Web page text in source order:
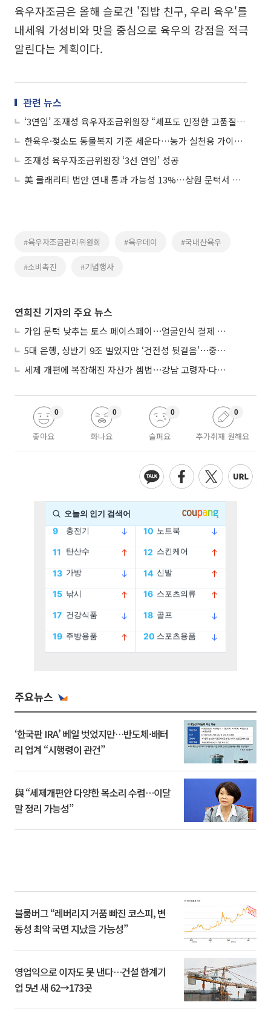
육우자조금은 올해 슬로건 '집밥 친구, 우리 육우'를
내세워 가성비와 맛을 중심으로 육우의 강점을 적극
알린다는 계획이다.
관련 뉴스
‘3연임’ 조재성 육우자조금위원장 “셰프도 인정한 고품질 육우, 소비자 인식 개선 힘 쏟을 것”
한육우·젖소도 동물복지 기준 세운다…농가 실천용 가이드라인 배포
조재성 육우자조금위원장 ‘3선 연임’ 성공
美 클래리티 법안 연내 통과 가능성 13%…상원 문턱서 제동
#육우자조금관리위원회 #육우데이 #국내산육우
#소비촉진 #기념행사
연희진 기자의 주요 뉴스
가입 문턱 낮추는 토스 페이스페이⋯얼굴인식 결제 확산 속도낸다
5대 은행, 상반기 9조 벌었지만 ‘건전성 뒷걸음’⋯중기대출 문턱 높아지나
세제 개편에 복잡해진 자산가 셈법⋯강남 고령자·다주택자 ‘자산재편 고심’
좋아요
0
화나요
0
슬퍼요
0
추가취재 원해요
0
주요뉴스
‘한국판 IRA’ 베일 벗었지만…반도체·배터
리 업계 “시행령이 관건”
與 “세제개편안 다양한 목소리 수렴…이달
말 정리 가능성”
블룸버그 “레버리지 거품 빠진 코스피, 변
동성 최악 국면 지났을 가능성”
영업익으로 이자도 못 낸다…건설 한계기
업 5년 새 62→173곳